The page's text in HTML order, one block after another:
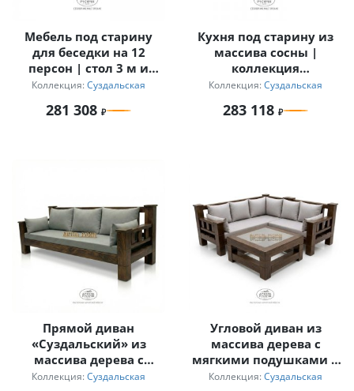
Мебель под старину
для беседки на 12
персон | стол 3 м и
кресла с
«Суздальский»
Коллекция: Суздальская
281 308
Кухня под старину из
массива сосны |
коллекция
«Суздальская»
Коллекция: Суздальская
283 118
Прямой диван
«Суздальский» из
массива дерева с
мягкими подушками
Коллекция: Суздальская
Угловой диван из
массива дерева с
мягкими подушками и
журнальный столик
Коллекция: Суздальская